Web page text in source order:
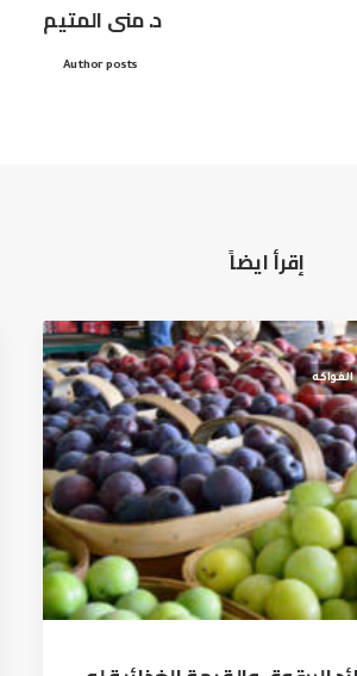
د. منى المتيم
Author posts
إقرأ ايضاً
الفواكه